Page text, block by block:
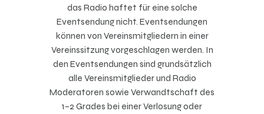
das Radio haftet für eine solche
Eventsendung nicht. Eventsendungen
können von Vereinsmitgliedern in einer
Vereinssitzung vorgeschlagen werden. In
den Eventsendungen sind grundsätzlich
alle Vereinsmitglieder und Radio
Moderatoren sowie Verwandtschaft des
1–2 Grades bei einer Verlosung oder